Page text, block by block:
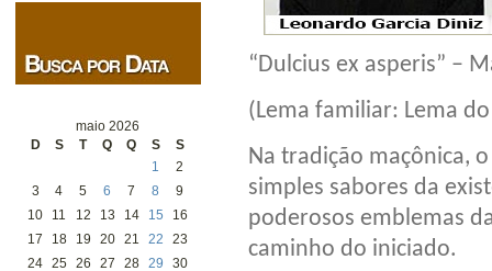
maio 2026
D
S T Q Q S
S
1
2
3
4 5 6 7 8
9
10
11 12 13 14 15
16
17
18 19 20 21 22
23
24 25 26 27 28 29
30
“Dulcius ex asperis” –
(Lema familiar: Lema
Na tradição maçônica,
simples sabores da
poderosos emblemas
caminho do iniciado.